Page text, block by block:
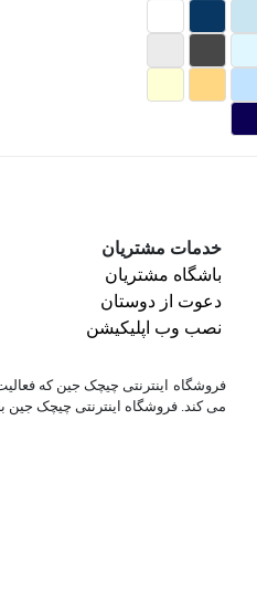
خدمات مشتریان
باشگاه مشتریان
دعوت از دوستان
نصب وب اپلیکیشن
می کند. فروشگاه اینترنتی چیچک جین